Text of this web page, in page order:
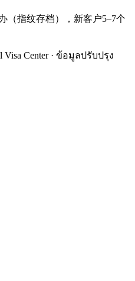
（指纹存档），新客户5–7个
Visa Center · ข้อมูลปรับปรุง